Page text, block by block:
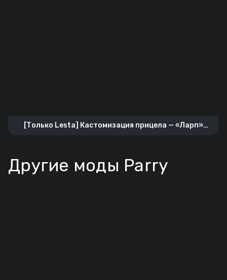
[Только Lesta] Кастомизация прицела — «Ларп»
Другие моды Parry